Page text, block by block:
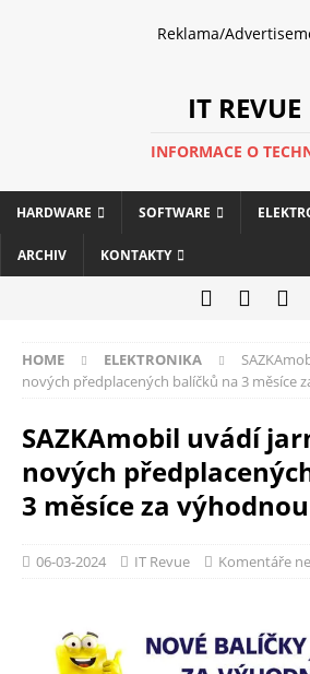
Reklama/
IT REVUE
INFORMACE O
HARDWARE SOFTWARE
ARCHIV KONTAKTY
HOME ELEKTRONIKA
nových předplacených balíčků na 3 měsíce
SAZKAmobil uvádí
nových
3 měsíce za
06-03-2024 IT Revue Komentáře